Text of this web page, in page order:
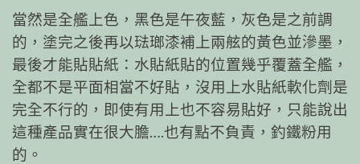
當然是全艦上色，黑色是午夜藍，灰色是之前調
的，塗完之後再以琺瑯漆補上兩舷的黃色並滲墨，
最後才能貼貼紙：水貼紙貼的位置幾乎覆蓋全艦，
全都不是平面相當不好貼，沒用上水貼紙軟化劑是
完全不行的，即使有用上也不容易貼好，只能說出
這種產品實在很大膽….也有點不負責，釣鐵粉用
的。